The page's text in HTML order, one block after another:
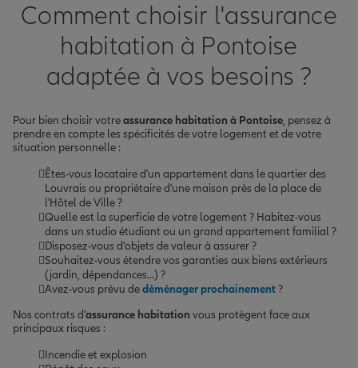
Comment choisir l'assurance
habitation à Pontoise
adaptée à vos besoins ?
Pour bien choisir votreassurance habitation à Pontoise, pensez à
prendre en compte les spécificités de votre logement et de votre
situation personnelle :
Êtes-vous locataire d'un appartement dans le quartier des
Louvrais ou propriétaire d'une maison près de la place de
l'Hôtel de Ville ?
Quelle est la superficie de votre logement ? Habitez-vous
dans un studio étudiant ou un grand appartement familial ?
Disposez-vous d'objets de valeur à assurer ?
Souhaitez-vous étendre vos garanties aux biens extérieurs
(jardin, dépendances...) ?
Avez-vous prévu dedéménager prochainement?
Nos contrats d'assurance habitation vous protègent face aux
principaux risques :
Incendie et explosion